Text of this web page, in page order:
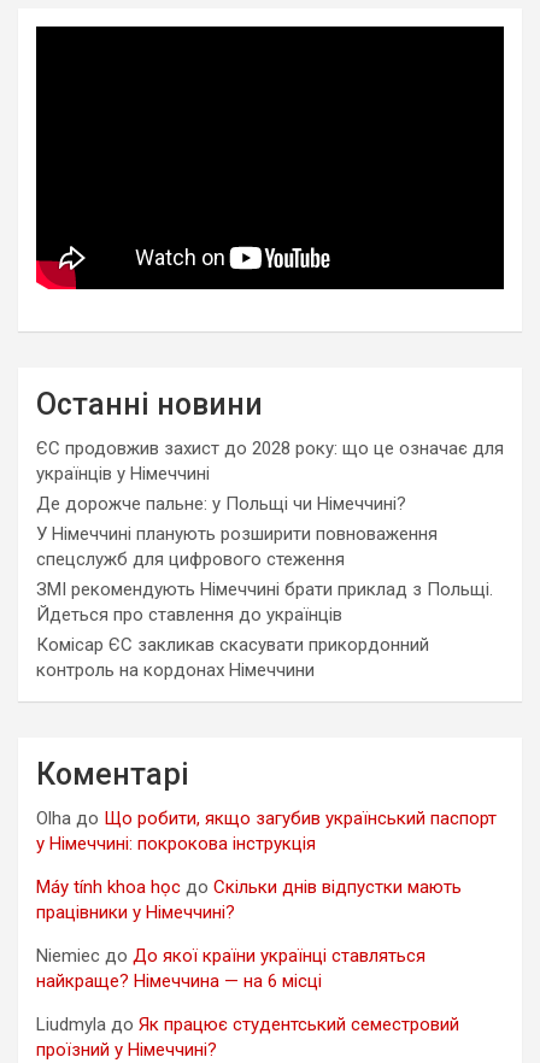
Останні новини
ЄС продовжив захист до 2028 року: що це означає для
українців у Німеччині
Де дорожче пальне: у Польщі чи Німеччині?
У Німеччині планують розширити повноваження
спецслужб для цифрового стеження
ЗМІ рекомендують Німеччині брати приклад з Польщі.
Йдеться про ставлення до українців
Комісар ЄС закликав скасувати прикордонний
контроль на кордонах Німеччини
Коментарі
Olha до Що робити, якщо загубив український паспорт
у Німеччині: покрокова інструкція
Máy tính khoa học до Скільки днів відпустки мають
працівники у Німеччині?
Niemiec до До якої країни українці ставляться
найкраще? Німеччина — на 6 місці
Liudmyla до Як працює студентський семестровий
проїзний у Німеччині?